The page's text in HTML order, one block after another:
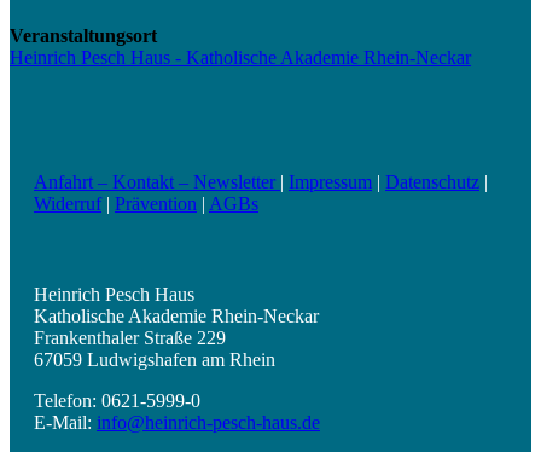
Veranstaltungsort
Heinrich Pesch Haus - Katholische Akademie Rhein-Neckar
Anfahrt – Kontakt – Newsletter | Impressum | Datenschutz |
Widerruf| Prävention | AGBs
Heinrich Pesch Haus
Katholische Akademie Rhein-Neckar
Frankenthaler Straße 229
67059 Ludwigshafen am Rhein
Telefon: 0621-5999-0
E-Mail: info@heinrich-pesch-haus.de